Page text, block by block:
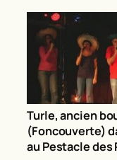
Turle, ancien
(Foncouverte)
au Pestacle des